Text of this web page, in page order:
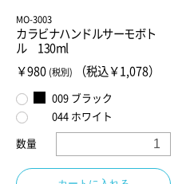
MO-3003
カラビナハンドルサーモボト
ル 130ml
￥980 (税別) （税込￥1,078）
009 ブラック
044 ホワイト
数量